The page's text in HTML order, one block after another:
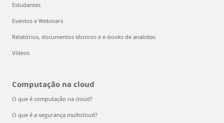
Estudantes
Eventos e Webinars
Relatórios, documentos técnicos e e-books de analistas
Vídeos
Computação na cloud
O que é computação na cloud?
O que é a segurança multicloud?